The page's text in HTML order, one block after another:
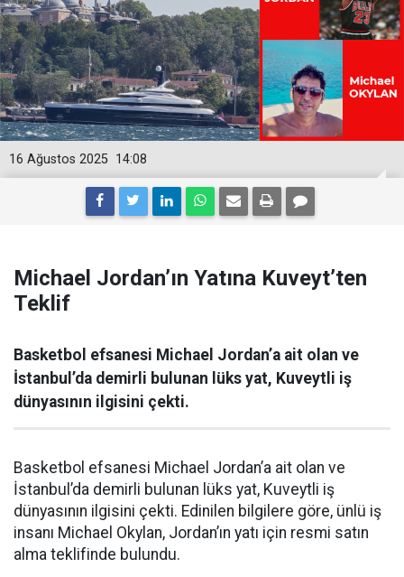
14:08
16 Ağustos 2025
Michael Jordan’ın Yatına Kuveyt’ten
Teklif
Basketbol efsanesi Michael Jordan’a ait olan ve
İstanbul’da demirli bulunan lüks yat, Kuveytli iş
dünyasının ilgisini çekti.
Basketbol efsanesi Michael Jordan’a ait olan ve
İstanbul’da demirli bulunan lüks yat, Kuveytli iş
dünyasının ilgisini çekti. Edinilen bilgilere göre, ünlü iş
insanı Michael Okylan, Jordan’ın yatı için resmi satın
alma teklifinde bulundu.